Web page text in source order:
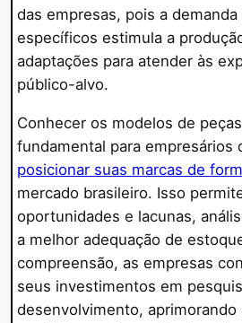
das empresas, pois a
específicos estimula a
adaptações para atender às
público-alvo.
Conhecer os modelos de
fundamental para empresários
posicionar suas marcas de
mercado brasileiro. Isso
oportunidades e lacunas,
a melhor adequação de
compreensão, as empresas
seus investimentos em
desenvolvimento,